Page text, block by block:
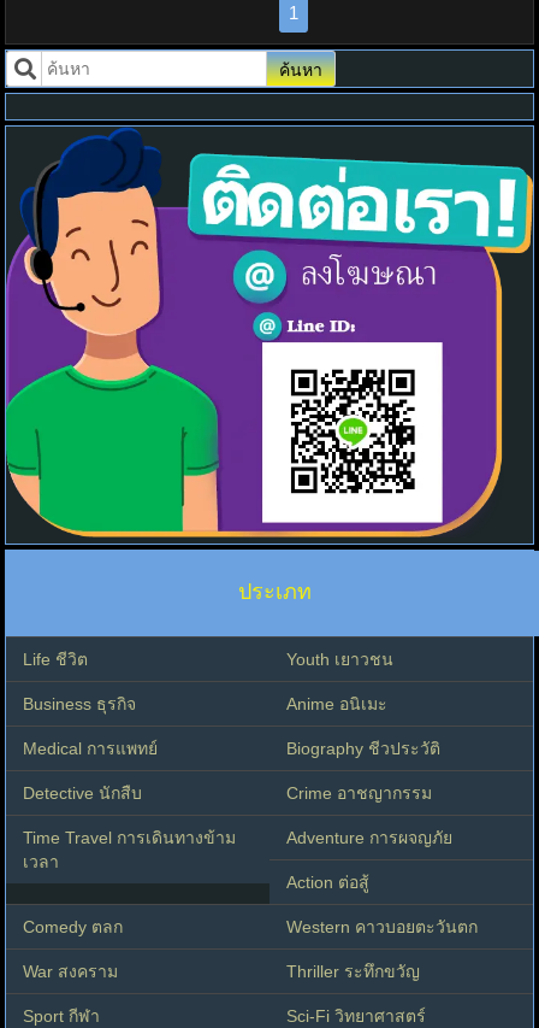
1
ค้นหา
ประเภท
Life ชีวิต Youth เยาวชน
Business ธุรกิจ Anime อนิเมะ
Medical การแพทย์ Biography ชีวประวัติ
Detective นักสืบ Crime อาชญากรรม
Time Travel การเดินทางข้าม
เวลา
Adventure การผจญภัย
Action ต่อสู้
Comedy ตลก Western คาวบอยตะวันตก
War สงคราม Thriller ระทึกขวัญ
Sport กีฬา Sci-Fi วิทยาศาสตร์